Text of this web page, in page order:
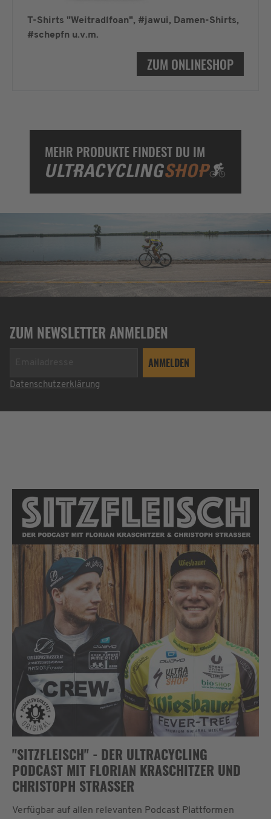
T-Shirts "Weitradlfoan", #jawui, Damen-Shirts,
#schepfn u.v.m.
ZUM ONLINESHOP
MEHR PRODUKTE FINDEST DU IM
ZUM NEWSLETTER ANMELDEN
Datenschutzerklärung
"SITZFLEISCH" - DER ULTRACYCLING
PODCAST MIT FLORIAN KRASCHITZER UND
CHRISTOPH STRASSER
Verfügbar auf allen relevanten Podcast Plattformen